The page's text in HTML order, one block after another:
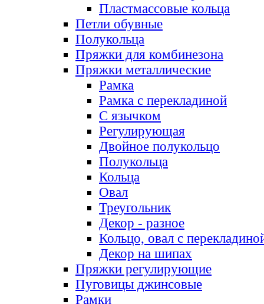
Пластмассовые кольца
Петли обувные
Полукольца
Пряжки для комбинезона
Пряжки металлические
Рамка
Рамка с перекладиной
С язычком
Регулирующая
Двойное полукольцо
Полукольца
Кольца
Овал
Треугольник
Декор - разное
Кольцо, овал с
Декор на шипах
Пряжки регулирующие
Пуговицы джинсовые
Рамки